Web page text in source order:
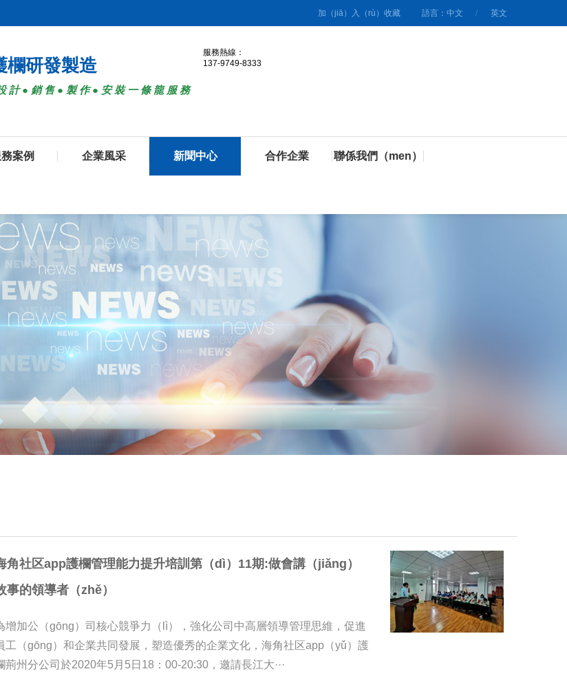
加（jiā）入（rù）收藏 語言：中文 / 英文
欄研發製造
計●銷售●製作●安裝一條龍服務
服務熱線：
137-9749-8333
案例 企業風采 新聞中心 合作企業 聯係我們（men）
角社区app護欄管理能力提升培訓第（dì）11期:做會講（jiǎng）
事的領導者（zhě）
增加公（gōng）司核心競爭力（lì），強化公司中高層領導管理思維，促進
工（gōng）和企業共同發展，塑造優秀的企業文化，海角社区app（yǔ）護
荊州分公司於2020年5月5日18：00-20:30，邀請長江大···